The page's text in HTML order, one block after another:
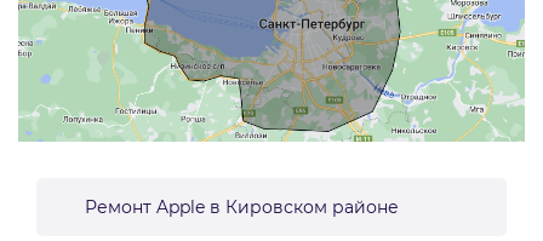
Ремонт Apple в Кировском районе